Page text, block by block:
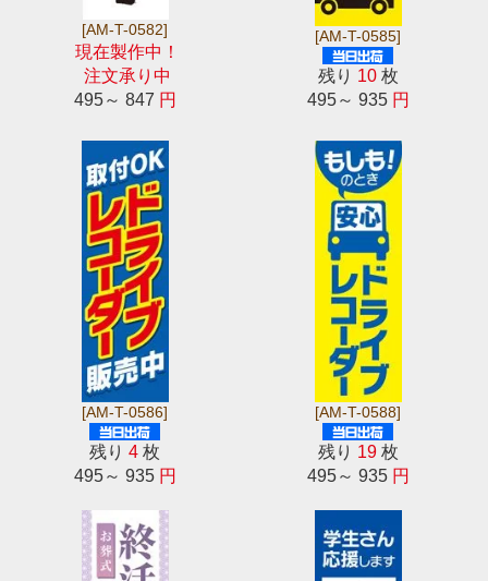
[AM-T-0582]
現在製作中！
注文承り中
495～ 847 円
[AM-T-0585]
残り 10枚
495～ 935 円
[AM-T-0586]
残り4 枚
495～ 935 円
[AM-T-0588]
残り 19枚
495～ 935 円